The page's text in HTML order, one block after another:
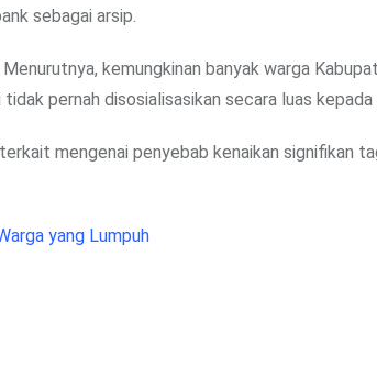
sebagai arsip.
kemungkinan banyak warga
pernah disosialisasikan secara luas kepada
mengenai penyebab kenaikan signifikan
yang Lumpuh